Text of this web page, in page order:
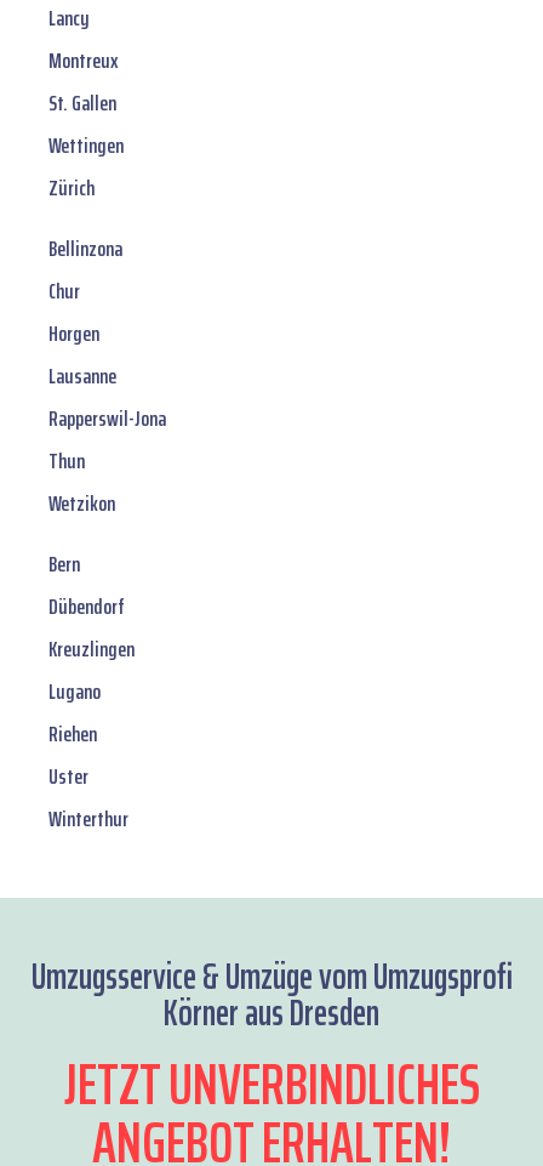
Lancy
Montreux
St. Gallen
Wettingen
Zürich
Bellinzona
Chur
Horgen
Lausanne
Rapperswil-Jona
Thun
Wetzikon
Bern
Dübendorf
Kreuzlingen
Lugano
Riehen
Uster
Winterthur
Umzugsservice & Umzüge vom Umzugsprofi
Körner aus Dresden
JETZT UNVERBINDLICHES
ANGEBOT ERHALTEN!